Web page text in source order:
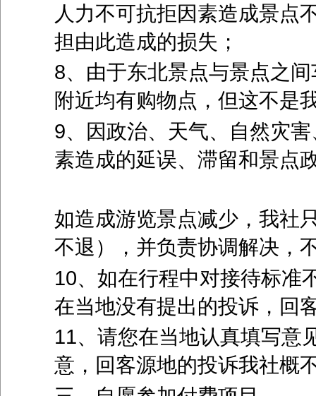
人力不可抗拒因素造成景点
担由此造成的损失；
8、由于东北景点与景点之
附近均有购物点，但这不是
9、因政治、天气、自然灾
素造成的延误、滞留和景点
如造成游览景点减少，我社
不退），并负责协调解决，
10、如在行程中对接待标准
在当地没有提出的投诉，回
11、请您在当地认真填写意
意，回客源地的投诉我社概